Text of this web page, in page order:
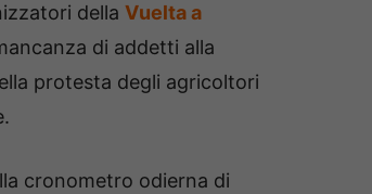
della Vuelta a
di addetti alla
protesta degli agricoltori
cronometro odierna di